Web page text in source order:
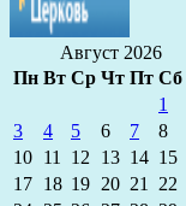
Август 2026
Пн Вт Ср Чт Пт Сб
1
3
4 5 6 7 8
10 11 12 13 14 15
17 18 19 20 21 22